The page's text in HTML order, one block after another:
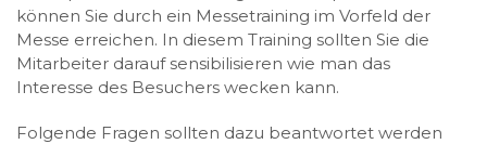
können Sie durch ein Messetraining im Vorfeld der
Messe erreichen. In diesem Training sollten Sie die
Mitarbeiter darauf sensibilisieren wie man das
Interesse des Besuchers wecken kann.
Folgende Fragen sollten dazu beantwortet werden